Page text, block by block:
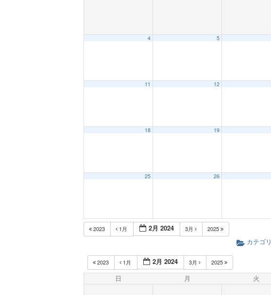
4 5
11 12
18 19
25 26
2023 1月 2月 2024 3月 2025
カテゴリ
2023 1月 2月 2024 3月 2025
日 月 火